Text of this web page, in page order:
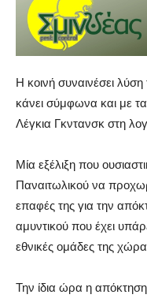
Η κοινή συναινέσει
κάνει σύμφωνα και με
Λέγκια Γκντανσκ στη
Μία εξέλιξη που
Παναιτωλικού να
επαφές της για την
αμυντικού που έχει
εθνικές ομάδες της
Την ίδια ώρα η